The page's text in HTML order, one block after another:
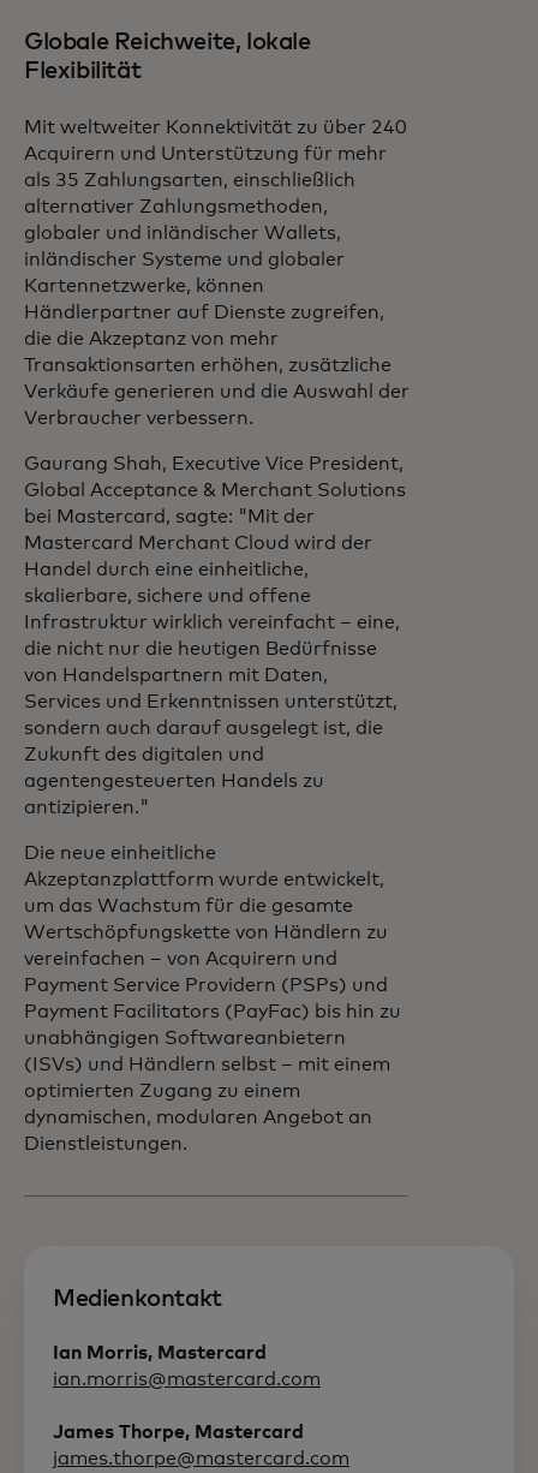
Globale Reichweite, lokale
Flexibilität
Mit weltweiter Konnektivität zu über 240
Acquirern und Unterstützung für mehr
als 35 Zahlungsarten, einschließlich
alternativer Zahlungsmethoden,
globaler und inländischer Wallets,
inländischer Systeme und globaler
Kartennetzwerke, können
Händlerpartner auf Dienste zugreifen,
die die Akzeptanz von mehr
Transaktionsarten erhöhen, zusätzliche
Verkäufe generieren und die Auswahl der
Verbraucher verbessern.
Gaurang Shah, Executive Vice President,
Global Acceptance & Merchant Solutions
bei Mastercard, sagte: "Mit der
Mastercard Merchant Cloud wird der
Handel durch eine einheitliche,
skalierbare, sichere und offene
Infrastruktur wirklich vereinfacht – eine,
die nicht nur die heutigen Bedürfnisse
von Handelspartnern mit Daten,
Services und Erkenntnissen unterstützt,
sondern auch darauf ausgelegt ist, die
Zukunft des digitalen und
agentengesteuerten Handels zu
antizipieren."
Die neue einheitliche
Akzeptanzplattform wurde entwickelt,
um das Wachstum für die gesamte
Wertschöpfungskette von Händlern zu
vereinfachen – von Acquirern und
Payment Service Providern (PSPs) und
Payment Facilitators (PayFac) bis hin zu
unabhängigen Softwareanbietern
(ISVs) und Händlern selbst – mit einem
optimierten Zugang zu einem
dynamischen, modularen Angebot an
Dienstleistungen.
Medienkontakt
Ian Morris, Mastercard
ian.morris@mastercard.com
James Thorpe, Mastercard
james.thorpe@mastercard.com